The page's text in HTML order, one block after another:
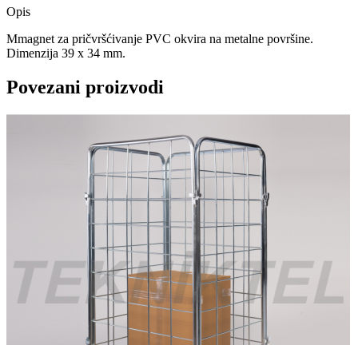
Opis
Mmagnet za pričvršćivanje PVC okvira na metalne površine.
Dimenzija 39 x 34 mm.
Povezani proizvodi